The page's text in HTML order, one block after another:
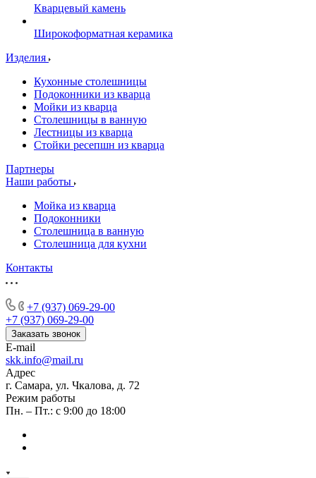
Кварцевый камень
Широкоформатная керамика
Изделия
Кухонные столешницы
Подоконники из кварца
Мойки из кварца
Столешницы в ванную
Лестницы из кварца
Стойки ресепшн из кварца
Партнеры
Наши работы
Мойка из кварца
Подоконники
Столешница в ванную
Столешница для кухни
Контакты
+7 (937) 069-29-00
+7 (937) 069-29-00
Заказать звонок
E-mail
skk.info@mail.ru
Адрес
г. Самара, ул. Чкалова, д. 72
Режим работы
Пн. – Пт.: с 9:00 до 18:00